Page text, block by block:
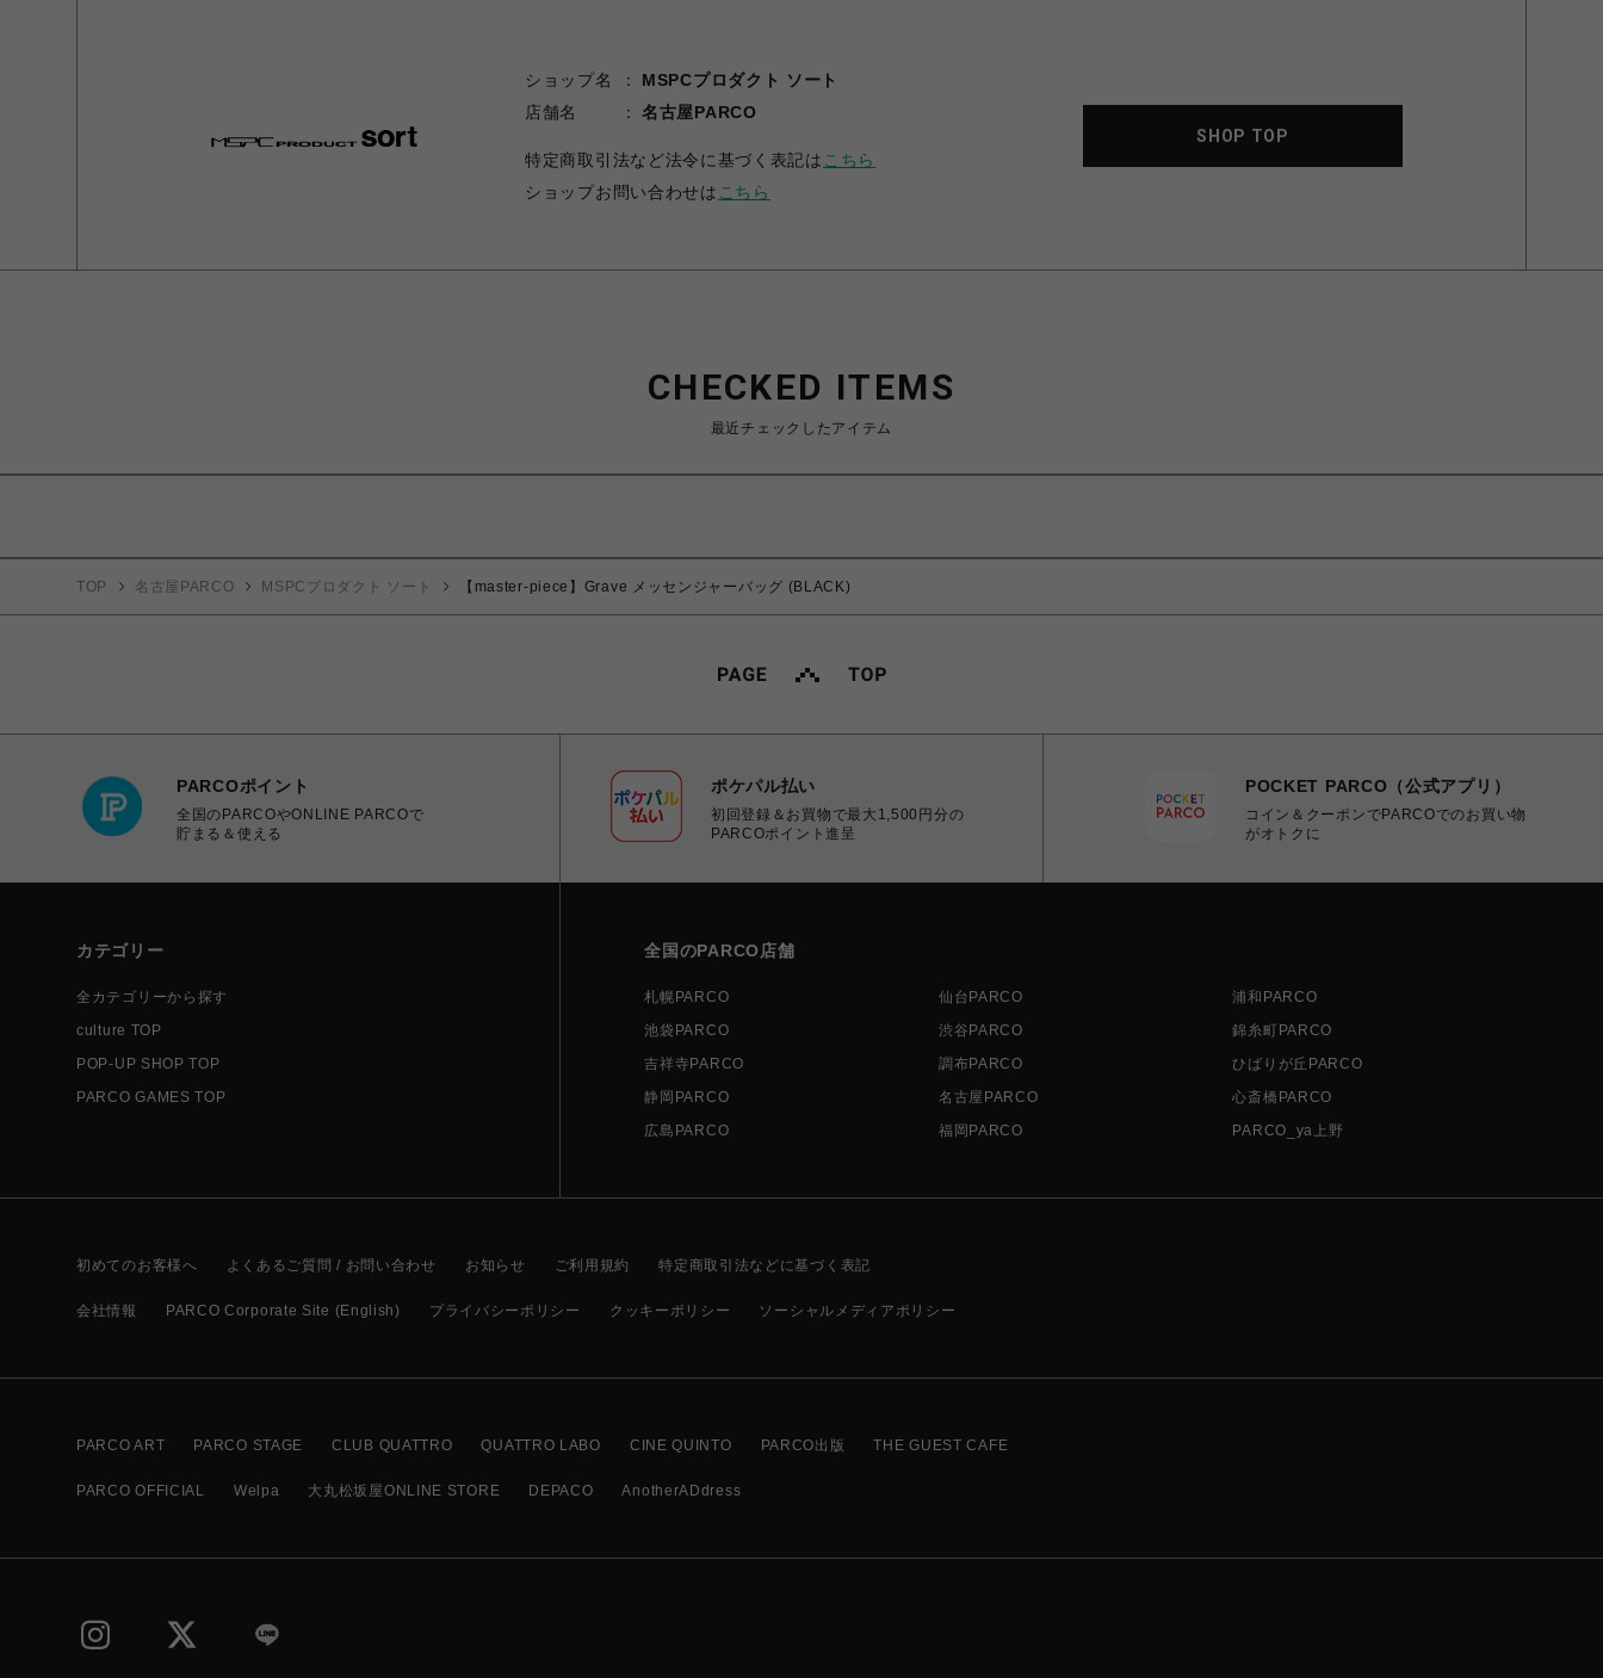
ショップ名
MSPCプロダクト ソート
店舗名
名古屋PARCO
特定商取引法など法令に基づく表記は こちら
ショップお問い合わせは こちら
SHOP TOP
CHECKED ITEMS
最近チェックしたアイテム
TOP 名古屋PARCO MSPCプロダクト ソート 【master-piece】Grave メッセンジャーバッグ (BLACK)
PARCOポイント
全国のPARCOやONLINE PARCOで
貯まる＆使える
ポケパル払い
初回登録＆お買物で最大1,500円分の
PARCOポイント進呈
POCKET PARCO（公式アプリ）
コイン＆クーポンでPARCOでのお買い物
がオトクに
カテゴリー
全カテゴリーから探す
culture TOP
POP-UP SHOP TOP
PARCO GAMES TOP
全国のPARCO店舗
札幌PARCO 仙台PARCO
浦和PARCO
池袋PARCO
渋谷PARCO
錦糸町PARCO
吉祥寺PARCO
調布PARCO
ひばりが丘PARCO
静岡PARCO
名古屋PARCO
心斎橋PARCO
広島PARCO
福岡PARCO PARCO_ya上野
初めてのお客様へ よくあるご質問 / お問い合わせ お知らせ ご利用規約 特定商取引法などに基づく表記
会社情報 PARCO Corporate Site (English) プライバシーポリシー クッキーポリシー ソーシャルメディアポリシー
PARCO ART PARCO STAGE CLUB QUATTRO QUATTRO LABO CINE QUINTO PARCO出版 THE GUEST CAFE
PARCO OFFICIAL Welpa 大丸松坂屋ONLINE STORE DEPACO AnotherADdress